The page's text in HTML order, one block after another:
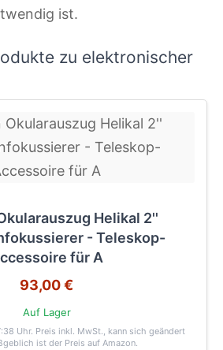
ist.
zu elektronischer
Helikal 2''
- Teleskop-
für A
93,00 €
Auf Lager
Uhr. Preis inkl. MwSt., kann sich geändert
ist der Preis auf Amazon.